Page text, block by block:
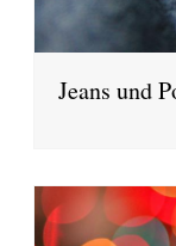
Jeans und